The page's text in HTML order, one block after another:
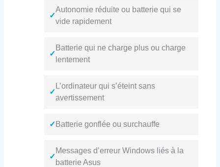
✓
Autonomie réduite ou batterie qui se
vide rapidement
✓
Batterie qui ne charge plus ou charge
lentement
✓
L’ordinateur qui s’éteint sans
avertissement
✓ Batterie gonflée ou surchauffe
✓
Messages d’erreur Windows liés à la
batterie Asus